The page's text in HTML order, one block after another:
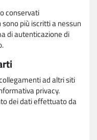
conservati
più iscritti a nessun
di autenticazione di
ad altri siti
privacy.
dei dati effettuato da